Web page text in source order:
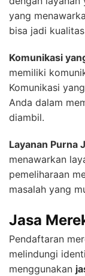
yang
bisa jadi
Komunikasi
memiliki
Komunikasi
Anda dalam
diambil.
Layanan Purna
menawarkan
pemeliharaan
masalah yang
Jasa
Pendaftaran
melindungi
menggunakan